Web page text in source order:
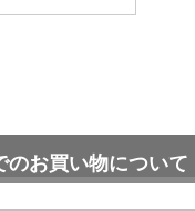
のお買い物について